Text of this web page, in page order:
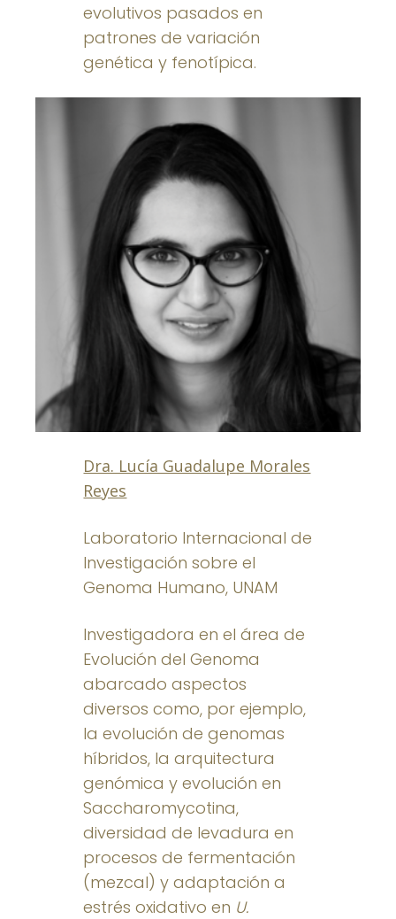
evolutivos pasados en
patrones de variación
genética y fenotípica.
Dra. Lucía Guadalupe Morales
Reyes
Laboratorio Internacional de
Investigación sobre el
Genoma Humano, UNAM
Investigadora en el área de
Evolución del Genoma
abarcado aspectos
diversos como, por ejemplo,
la evolución de genomas
híbridos, la arquitectura
genómica y evolución en
Saccharomycotina,
diversidad de levadura en
procesos de fermentación
(mezcal) y adaptación a
estrés oxidativo en U.